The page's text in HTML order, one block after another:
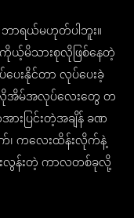
ာရယ်မဟုတ်ပါဘူး။
ကိုယ့်မိသားစုလိုဖြစ်နေတဲ့
ေးနိုင်တာ လုပ်ပေးခဲ့
လိုအိမ်အလုပ်လေးတွေ တ
းပြင်းတဲ့အချိန် ခဏ
၊ ကလေးထိန်းလိုက်နဲ့
းလွန်းတဲ့ ကာလတစ်ခုလို့